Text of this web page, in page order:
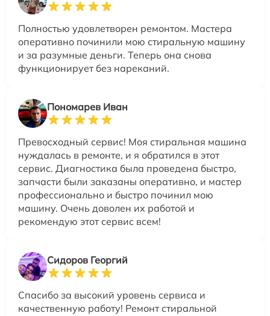
Полностью удовлетворен ремонтом. Мастера
оперативно починили мою стиральную машину
и за разумные деньги. Теперь она снова
функционирует без нареканий.
Пономарев Иван
Превосходный сервис! Моя стиральная машина
нуждалась в ремонте, и я обратился в этот
сервис. Диагностика была проведена быстро,
запчасти были заказаны оперативно, и мастер
профессионально и быстро починил мою
машину. Очень доволен их работой и
рекомендую этот сервис всем!
Сидоров Георгий
Спасибо за высокий уровень сервиса и
качественную работу! Ремонт стиральной